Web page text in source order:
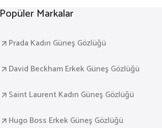
Popüler Markalar
Prada Kadın Güneş Gözlüğü
David Beckham Erkek Güneş Gözlüğü
Saint Laurent Kadın Güneş Gözlüğü
Hugo Boss Erkek Güneş Gözlüğü